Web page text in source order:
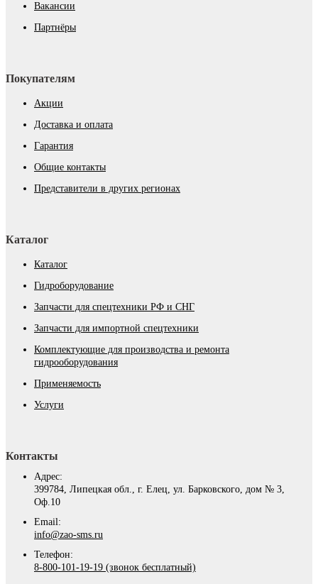
Вакансии
Партнёры
Покупателям
Акции
Доставка и оплата
Гарантия
Общие контакты
Представители в других регионах
Каталог
Каталог
Гидроборудование
Запчасти для спецтехники РФ и СНГ
Запчасти для импортной спецтехники
Комплектующие для производства и ремонта
гидрооборудования
Применяемость
Услуги
Контакты
Адрес:
399784, Липецкая обл., г. Елец, ул. Барковского, дом № 3,
Оф.10
Email:
info@zao-sms.ru
Телефон:
8-800-101-19-19 (звонок бесплатный)